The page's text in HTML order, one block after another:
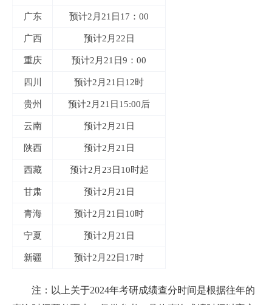
广东 预计2月21日17：00
广西 预计2月22日
重庆 预计2月21日9：00
四川 预计2月21日12时
贵州 预计2月21日15:00后
云南 预计2月21日
陕西 预计2月21日
西藏 预计2月23日10时起
甘肃 预计2月21日
青海 预计2月21日10时
宁夏 预计2月21日
新疆 预计2月22日17时
注：以上关于2024年考研成绩查分时间是根据往年的